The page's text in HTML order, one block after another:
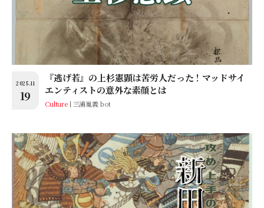
2025.11
19
『逃げ若』の上杉憲顕は苦労人だった！マッドサイ
エンティストの意外な素顔とは
Culture 三浦胤義 bot